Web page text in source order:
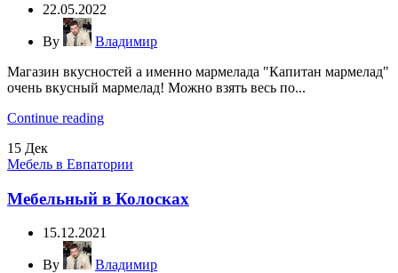
22.05.2022
By
Владимир
Магазин вкусностей а именно мармелада "Капитан мармелад"
очень вкусный мармелад! Можно взять весь по...
Continue reading
15 Дек
Мебель в Евпатории
Мебельный в Колосках
15.12.2021
By
Владимир